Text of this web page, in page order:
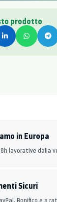
prodotto
in Europa
lavorative dalla
Sicuri
Bonifico e a